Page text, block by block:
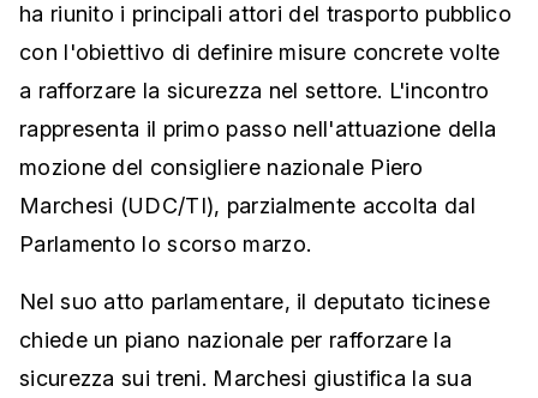
ha riunito i principali attori del trasporto pubblico
con l'obiettivo di definire misure concrete volte
a rafforzare la sicurezza nel settore. L'incontro
rappresenta il primo passo nell'attuazione della
mozione del consigliere nazionale Piero
Marchesi (UDC/TI), parzialmente accolta dal
Parlamento lo scorso marzo.
Nel suo atto parlamentare, il deputato ticinese
chiede un piano nazionale per rafforzare la
sicurezza sui treni. Marchesi giustifica la sua